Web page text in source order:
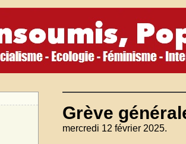
Grève
mercredi 12 février 2025.